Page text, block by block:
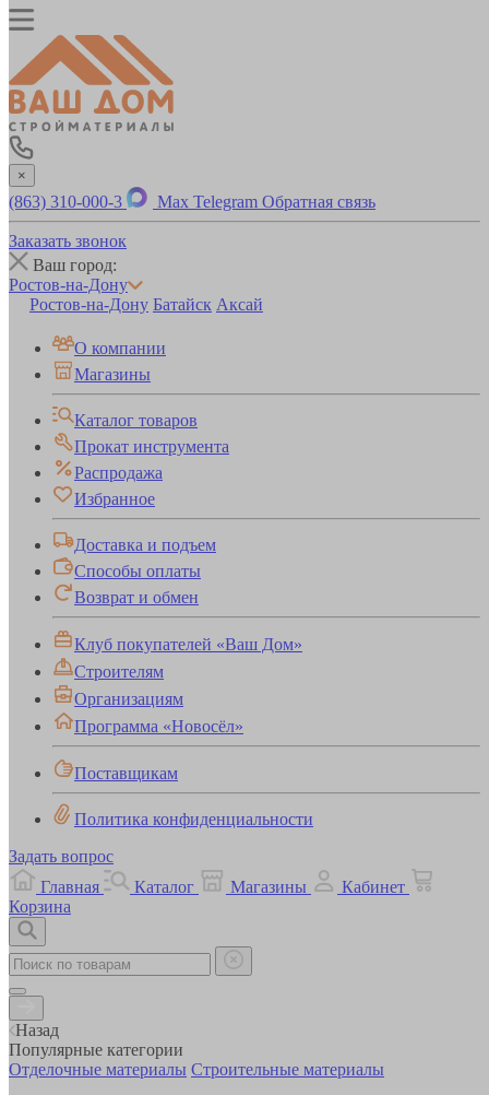
×
(863) 310-000-3 Max Telegram Обратная связь
Заказать звонок
Ваш город:
Ростов-на-Дону
Ростов-на-Дону Батайск Аксай
О компании
Магазины
Каталог товаров
Прокат инструмента
Распродажа
Избранное
Доставка и подъем
Способы оплаты
Возврат и обмен
Клуб покупателей «Ваш Дом»
Строителям
Организациям
Программа «Новосёл»
Поставщикам
Политика конфиденциальности
Задать вопрос
Главная
Каталог Магазины
Кабинет
Корзина
Назад
Популярные категории
Отделочные материалы Строительные материалы